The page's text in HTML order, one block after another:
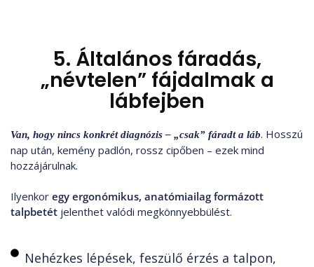
5. Általános fáradás,
„névtelen” fájdalmak a
lábfejben
Van, hogy nincs konkrét diagnózis – „csak” fáradt a láb. Hosszú
nap után, kemény padlón, rossz cipőben – ezek mind
hozzájárulnak.
Ilyenkor egy ergonómikus, anatómiailag formázott
talpbetét jelenthet valódi megkönnyebbülést.
Nehézkes lépések, feszülő érzés a talpon,